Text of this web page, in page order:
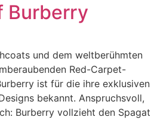
Burberry
und dem weltberühmten
Red-Carpet-
ist für die ihre exklusiven
bekannt. Anspruchsvoll,
Burberry vollzieht den Spagat